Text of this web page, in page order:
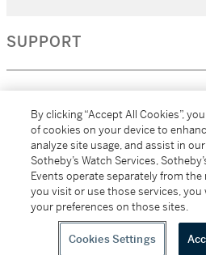
SUPPORT
MORE...
All alcoholic beverage sales in
Sotheby's Wine (NEW
By clicking “Accept All Cookies”,
of cookies on your device to
analyze site usage, and assist in
Sotheby’s Watch Services,
Events operate separately from the
you visit or use those services, you
your preferences on those sites.
Cookies Settings